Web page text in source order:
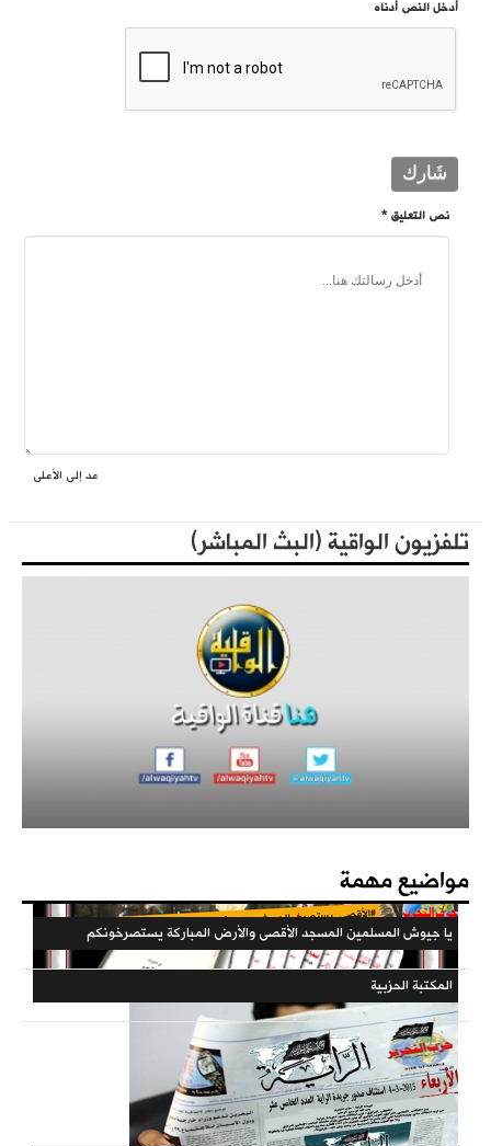
أدخل النص أدناه
نص التعليق *
عد إلى الأعلى
تلفزيون الواقية (البث المباشر)
مواضيع مهمة
حملات الحزب
المكتبة الثقافية
يا جيوش المسلمين المسجد الأقصى والأرض المباركة يستصرخونكم
كتاب - فعاليات الذكرى المئوية لهدم الخلافة 1442هـ